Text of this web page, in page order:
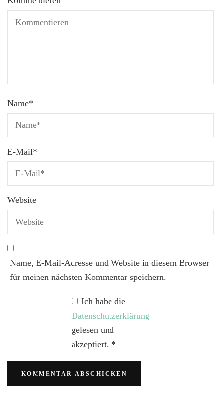
Name*
E-Mail*
Website
Name, E-Mail-Adresse und Website in diesem Browser
für meinen nächsten Kommentar speichern.
Ich habe die
Datenschutzerklärung
gelesen und
akzeptiert. *